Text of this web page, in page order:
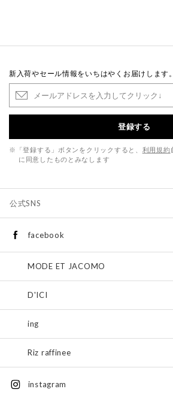
新入荷やセール情報をいちはやくお届けします。
登録する
※「登録する」ボタンをクリックすると、 利用規約
に同意したものとみなします
公式SNS
facebook
MODE ET JACOMO
D'ICI
ing
Riz raffinee
instagram